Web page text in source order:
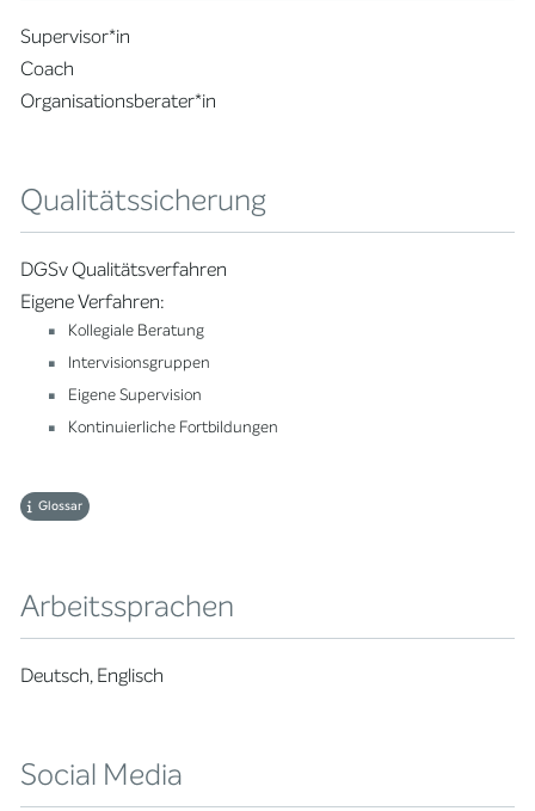
Supervisor*in
Coach
Organisationsberater*in
Qualitätssicherung
DGSv Qualitätsverfahren
Eigene Verfahren:
Kollegiale Beratung
Intervisionsgruppen
Eigene Supervision
Kontinuierliche Fortbildungen
Glossar
Arbeitssprachen
Deutsch, Englisch
Social Media